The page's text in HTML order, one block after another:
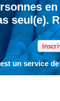
seul(e).
un service